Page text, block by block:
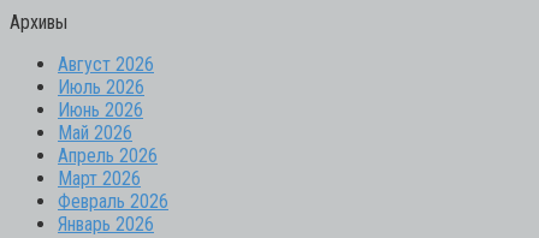
Архивы
Август 2026
Июль 2026
Июнь 2026
Май 2026
Апрель 2026
Март 2026
Февраль 2026
Январь 2026